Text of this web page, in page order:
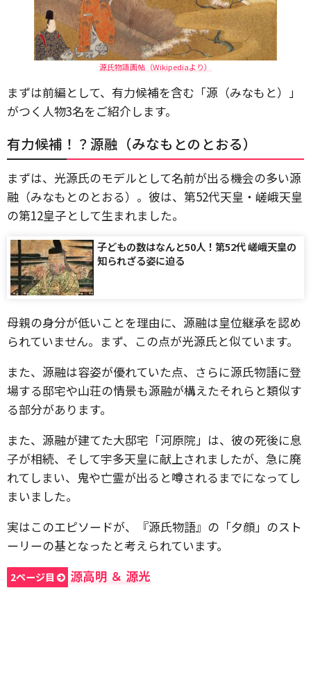
源氏物語画帖（Wikipediaより）
まずは前編として、有力候補を含む「源（みなもと）」
がつく人物3名をご紹介します。
有力候補！？源融（みなもとのとおる）
まずは、光源氏のモデルとして名前が出る機会の多い源
融（みなもとのとおる）。彼は、第52代天皇・嵯峨天皇
の第12皇子として生まれました。
子どもの数はなんと50人！第52代 嵯峨天皇の
知られざる姿に迫る
母親の身分が低いことを理由に、源融は皇位継承を認め
られていません。まず、この点が光源氏と似ています。
また、源融は容姿が優れていた点、さらに源氏物語に登
場する邸宅や山荘の情景も源融が構えたそれらと類似す
る部分があります。
また、源融が建てた大邸宅「河原院」は、彼の死後に息
子が相続、そして宇多天皇に献上されましたが、急に廃
れてしまい、鬼や亡霊が出ると噂されるまでになってし
まいました。
実はこのエピソードが、『源氏物語』の「夕顔」のスト
ーリーの基となったと考えられています。
2ページ目 源高明 ＆ 源光